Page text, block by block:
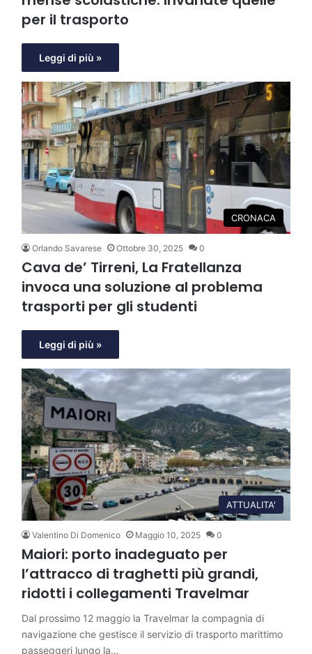
per il trasporto
Leggi di più »
CRONACA
Orlando Savarese Ottobre 30, 2025 0
Cava de’ Tirreni, La Fratellanza
invoca una soluzione al problema
trasporti per gli studenti
Leggi di più »
ATTUALITA'
Valentino Di Domenico Maggio 10, 2025 0
Maiori: porto inadeguato per
l’attracco di traghetti più grandi,
ridotti i collegamenti Travelmar
Dal prossimo 12 maggio la Travelmar la compagnia di
navigazione che gestisce il servizio di trasporto marittimo
passeggeri lungo la…